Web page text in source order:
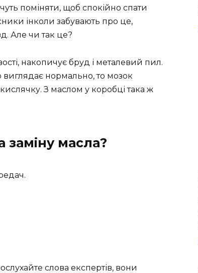
поміняти, щоб спокійно спати
інколи забувають про це,
Але чи так це?
накопичує бруд і металевий пил.
нормально, то мозок
З маслом у коробці така ж
заміну масла?
слова експертів, вони